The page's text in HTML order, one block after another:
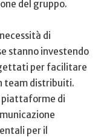
⁢del gruppo.
di
stanno investendo
per facilitare
⁤team distribuiti.
di
per‍ il